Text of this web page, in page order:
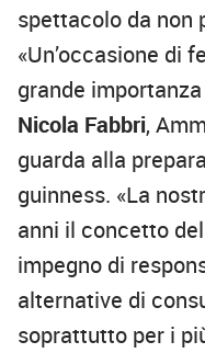
spettacolo da non
«Un’occasione di
grande
Nicola Fabbri,
guarda alla
guinness. «La
anni il concetto
impegno di
alternative di
soprattutto per i